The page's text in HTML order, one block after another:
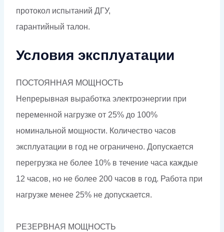
протокол испытаний ДГУ,
гарантийный талон.
Условия эксплуатации
ПОСТОЯННАЯ МОЩНОСТЬ
Непрерывная выработка электроэнергии при
переменной нагрузке от 25% до 100%
номинальной мощности. Количество часов
эксплуатации в год не ограничено. Допускается
перегрузка не более 10% в течение часа каждые
12 часов, но не более 200 часов в год. Работа при
нагрузке менее 25% не допускается.
РЕЗЕРВНАЯ МОЩНОСТЬ